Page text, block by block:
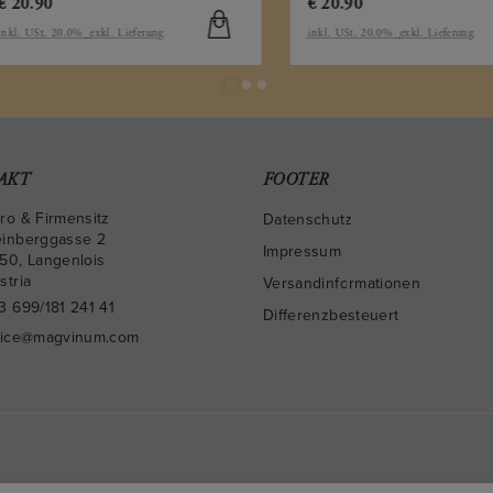
20.0% exkl. Lieferung inkl. USt. 20.0% exkl. Lieferung
& Firmensitz
2
, Langenlois
699/181 241 41
FOOTER
Datenschutz
Impressum
Versandinformationen
Differenzbesteuert